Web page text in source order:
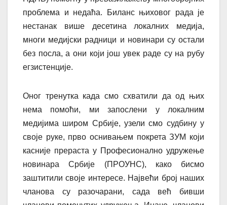
проблема и недаћа. Биланс њиховог рада је
нестанак више десетина локалних медија,
многи медијски радници и новинари су остали
без посла, а они који још увек раде су на рубу
егзистенције.
Оног тренутка када смо схватили да од њих
нема помоћи, ми запослени у локалним
медијима широм Србије, узели смо судбину у
своје руке, прво оснивањем покрета ЗУМ који
касније прераста у Професионално удружење
новинара Србије (ПРОУНС), како бисмо
заштитили своје интересе. Највећи број наших
чланова су разочарани, сада већ бивши